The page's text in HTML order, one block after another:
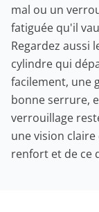
mal ou un
fatiguée qu'il
Regardez aussi
cylindre qui
facilement, une
bonne serrure,
verrouillage
une vision
renfort et de ce